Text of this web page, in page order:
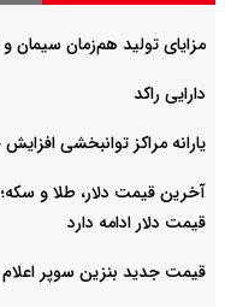
مزایای تولید هم‌زمان سیمان
دارایی راکد
یارانه مراکز توانبخشی افزایش ۷۰ درصدی داشت
قیمت دلار ادامه دارد
قیمت جدید بنزین سوپر